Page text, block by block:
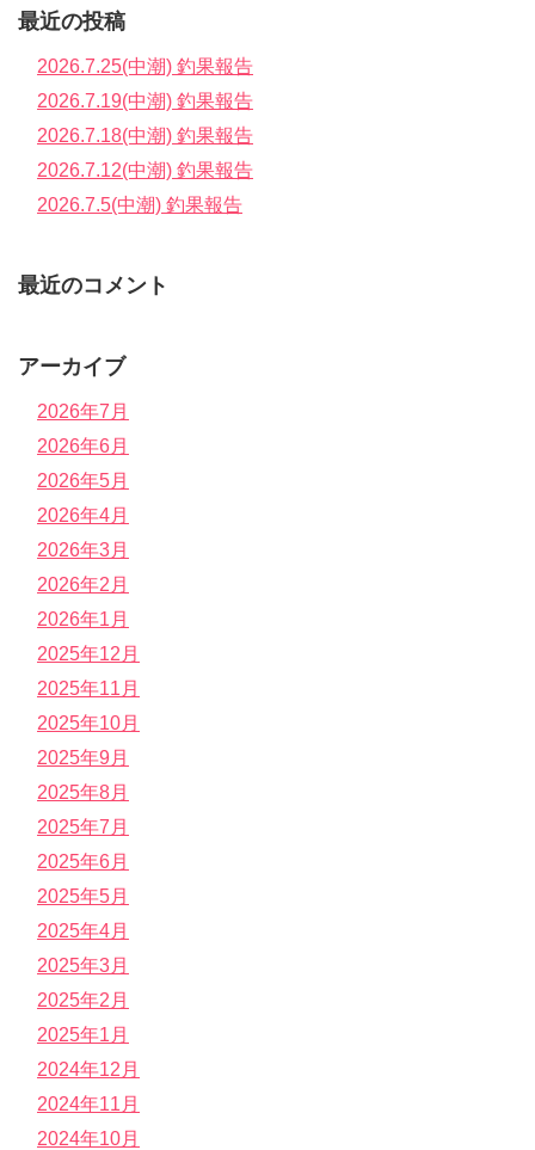
最近の投稿
2026.7.25(中潮) 釣果報告
2026.7.19(中潮) 釣果報告
2026.7.18(中潮) 釣果報告
2026.7.12(中潮) 釣果報告
2026.7.5(中潮) 釣果報告
最近のコメント
アーカイブ
2026年7月
2026年6月
2026年5月
2026年4月
2026年3月
2026年2月
2026年1月
2025年12月
2025年11月
2025年10月
2025年9月
2025年8月
2025年7月
2025年6月
2025年5月
2025年4月
2025年3月
2025年2月
2025年1月
2024年12月
2024年11月
2024年10月